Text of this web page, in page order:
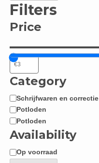
Filters
Price
Category
Categorie
Schrijfwaren en correctie
Potloden
Potloden
Availability
Beschikbaarheid
Op voorraad